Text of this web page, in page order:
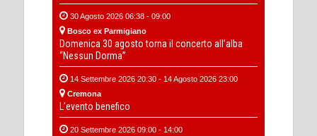
30 Agosto 2026 06:38 - 09:00
Bosco ex Parmigiano
Domenica 30 agosto torna il concerto all’alba
“Nessun Dorma”
14 Settembre 2026 20:30 - 14 Agosto 2026 23:00
Cremona
L'evento benefico
20 Settembre 2026 09:00 - 14:00